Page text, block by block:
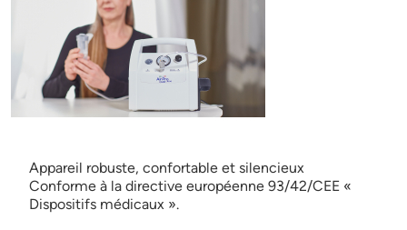
Appareil robuste, confortable et silencieux
Conforme à la directive européenne 93/42/CEE «
Dispositifs médicaux ».